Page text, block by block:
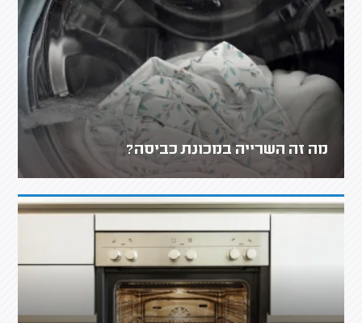
מה זה השרייה במכונת כביסה?